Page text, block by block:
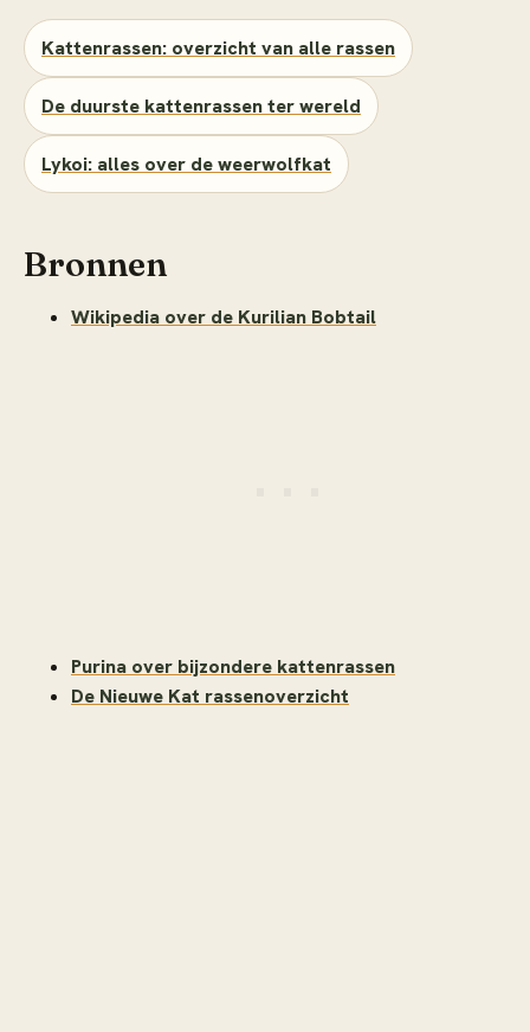
Kattenrassen: overzicht van alle rassen
De duurste kattenrassen ter wereld
Lykoi: alles over de weerwolfkat
Bronnen
Wikipedia over de Kurilian Bobtail
Purina over bijzondere kattenrassen
De Nieuwe Kat rassenoverzicht